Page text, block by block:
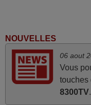
K7-DVD étaient
NOUVELLES
06 aout
Vous
touches
8300TV.